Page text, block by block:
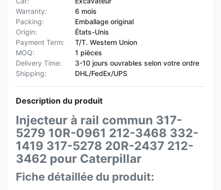
Warranty:
6 mois
Packing:
Emballage original
Origin:
États-Unis
Payment Term:
T/T. Western Union
MOQ:
1 pièces
Delivery Time:
3-10 jours ouvrables selon votre ordre
Shipping:
DHL/FedEx/UPS
Description du produit
Injecteur à rail commun 317-
5279 10R-0961 212-3468 332-
1419 317-5278 20R-2437 212-
3462 pour Caterpillar
Fiche détaillée du produit: